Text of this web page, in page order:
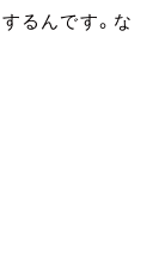
るんです。な